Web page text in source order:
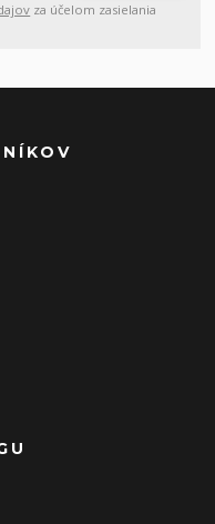
za účelom zasielania